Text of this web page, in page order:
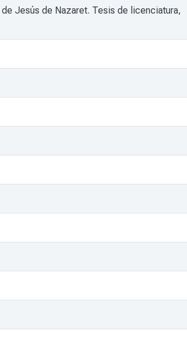
Jesús de Nazaret. Tesis de licenciatura,